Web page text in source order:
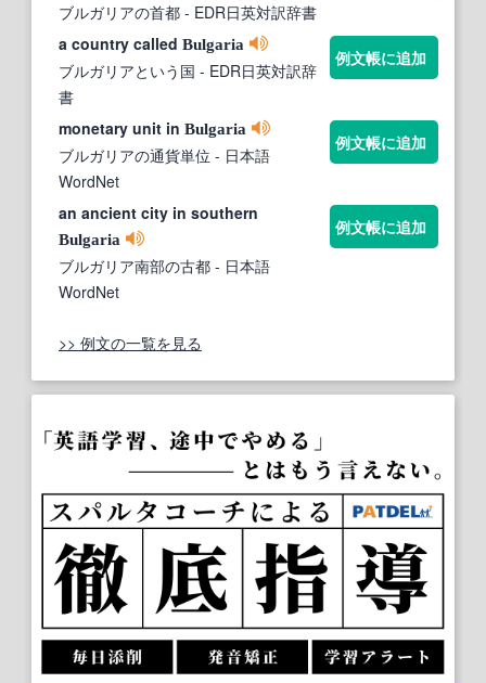
ブルガリアの首都 - EDR日英対訳辞書
a country called Bulgaria
ブルガリアという国 - EDR日英対訳辞
書
例文帳に追加
monetary unit in Bulgaria
ブルガリアの通貨単位 - 日本語
WordNet
例文帳に追加
an ancient city in southern
Bulgaria
ブルガリア南部の古都 - 日本語
WordNet
例文帳に追加
>> 例文の一覧を見る